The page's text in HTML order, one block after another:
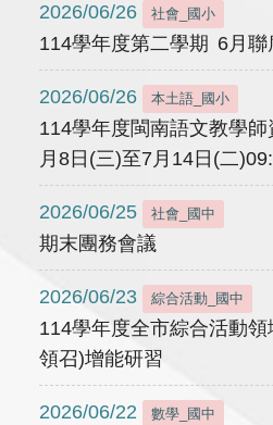
2026/06/26 社會_國小
114學年度第二學期 6月聯
2026/06/26 本土語_國小
114學年度閩南語文教學
月8日(三)至7月14日(二
2026/06/25 社會_國中
期末團務會議
2026/06/23 綜合活動_國中
114學年度全市綜合活動
領召)增能研習
2026/06/22 數學_國中